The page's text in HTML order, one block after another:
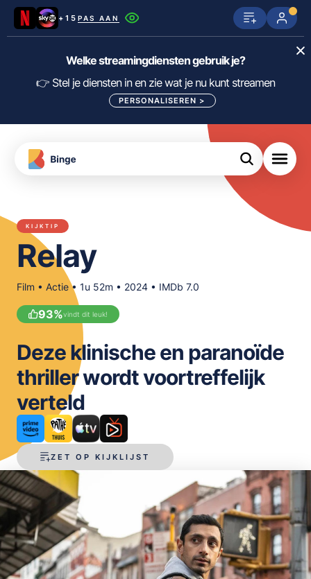
+15 PAS AAN
Netflix SkyShowtime Prime Video
Disney+ Videoland HBO Max
Viaplay Apple TV
KIJK
meJane
FILTER FILMS EN SERIES OP MIJN
ALLES/NIETS SELECTEREN
Welke streamingdiensten gebruik je?
👉 Stel je diensten in en zie wat je nu kunt streamen
PERSONALISEREN >
Download
de
App
KIJKTIP
Relay
Film • Actie • 1u 52m • 2024 • IMDb 7.0
93%vindt dit leuk!
ZET OP KIJKLIJST
Deze klinische en paranoïde
thriller wordt voortreffelijk
verteld